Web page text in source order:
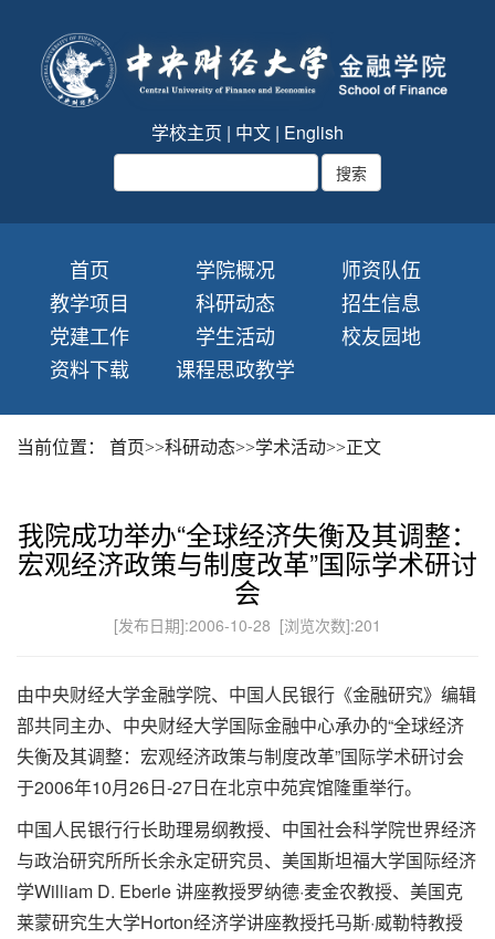
学校主页 | 中文 | English
首页 学院概况
师资队伍
教学项目
科研动态
招生信息
党建工作
学生活动
校友园地
资料下载
课程思政教学
当前位置： 首页>>科研动态>>学术活动>>正文
我院成功举办“全球经济失衡及其调整：
宏观经济政策与制度改革”国际学术研讨
会
[发布日期]:2006-10-28 [浏览次数]:201
由中央财经大学金融学院、中国人民银行《金融研究》编辑
部共同主办、中央财经大学国际金融中心承办的“全球经济
失衡及其调整：宏观经济政策与制度改革”国际学术研讨会
于2006年10月26日-27日在北京中苑宾馆隆重举行。
中国人民银行行长助理易纲教授、中国社会科学院世界经济
与政治研究所所长余永定研究员、美国斯坦福大学国际经济
学William D. Eberle 讲座教授罗纳德·麦金农教授、美国克
莱蒙研究生大学Horton经济学讲座教授托马斯·威勒特教授